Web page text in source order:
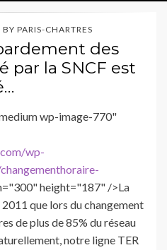
BY PARIS-CHARTRES
des
par la SNCF est
wp-image-770"
wp-
height="187" />La
que lors du changement
de plus de 85% du réseau
notre ligne TER